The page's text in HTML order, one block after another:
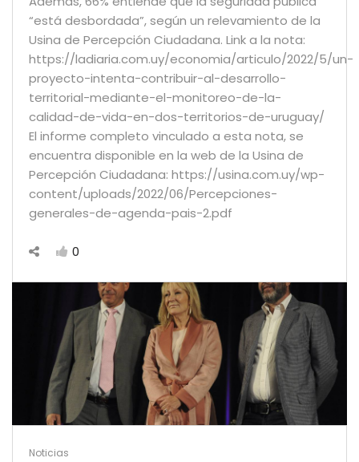
“está desbordada”, según un relevamiento de la
Usina de Percepción Ciudadana. Link a la nota:
https://ladiaria.com.uy/economia/articulo/2022/5/un-
proyecto-intenta-contribuir-al-desarrollo-
territorial-mediante-el-monitoreo-de-la-
calidad-de-vida-en-dos-territorios-de-uruguay/
El informe completo vinculado a esta nota, se
encuentra disponible en la web de la Usina de
Percepción Ciudadana: https://usina.com.uy/wp-
content/uploads/2022/06/Percepciones-
generales-de-agenda-pais-2.pdf
0
Noticias